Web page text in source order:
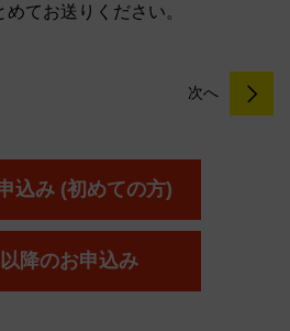
てお送りください。
次へ
込み (初めての方)
降のお申込み